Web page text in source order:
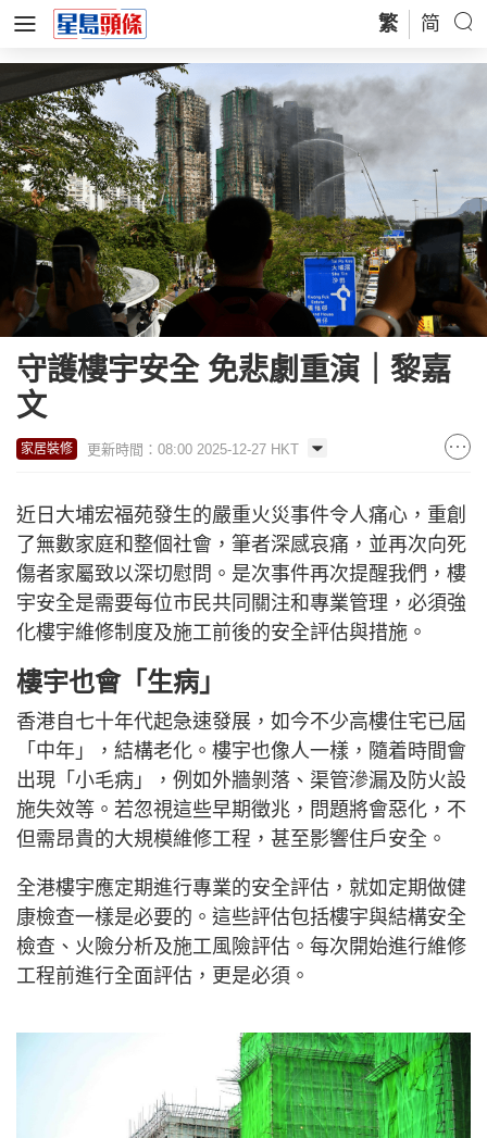
繁 简
守護樓宇安全 免悲劇重演｜黎嘉
文
家居裝修 更新時間：08:00 2025-12-27 HKT
近日大埔宏福苑發生的嚴重火災事件令人痛心，重創
了無數家庭和整個社會，筆者深感哀痛，並再次向死
傷者家屬致以深切慰問。是次事件再次提醒我們，樓
宇安全是需要每位市民共同關注和專業管理，必須強
化樓宇維修制度及施工前後的安全評估與措施。
樓宇也會「生病」
香港自七十年代起急速發展，如今不少高樓住宅已屆
「中年」，結構老化。樓宇也像人一樣，隨着時間會
出現「小毛病」，例如外牆剝落、渠管滲漏及防火設
施失效等。若忽視這些早期徵兆，問題將會惡化，不
但需昂貴的大規模維修工程，甚至影響住戶安全。
全港樓宇應定期進行專業的安全評估，就如定期做健
康檢查一樣是必要的。這些評估包括樓宇與結構安全
檢查、火險分析及施工風險評估。每次開始進行維修
工程前進行全面評估，更是必須。